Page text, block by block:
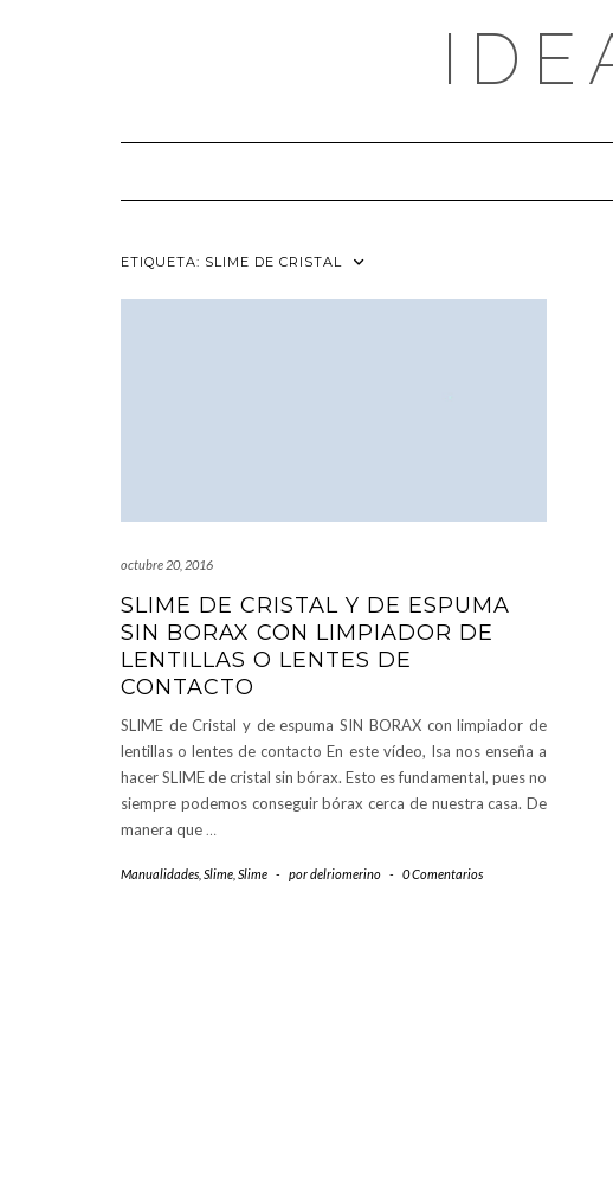
ETIQUETA: SLIME DE CRISTAL
octubre 20, 2016
SLIME DE CRISTAL Y DE ESPUMA
SIN BORAX CON LIMPIADOR DE
LENTILLAS O LENTES DE
CONTACTO
SLIME de Cristal y de espuma SIN BORAX con limpiador de
lentillas o lentes de contacto En este vídeo, Isa nos enseña a
hacer SLIME de cristal sin bórax. Esto es fundamental, pues no
siempre podemos conseguir bórax cerca de nuestra casa. De
manera que…
Manualidades Slime Slime - pordelriomerino - 0 Comentarios